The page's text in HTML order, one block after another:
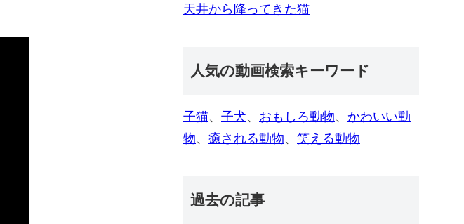
天井から降ってきた猫
人気の動画検索キーワード
子猫、 子犬、 おもしろ動物、 かわいい動
物、 癒される動物、 笑える動物
過去の記事